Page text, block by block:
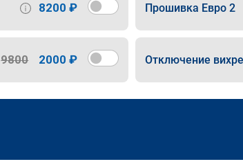
8200 ₽ Прошивка Евро 2
9800 2000 ₽ Отключение